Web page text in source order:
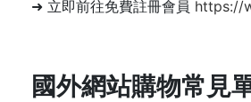
➜ 立即前往免費註冊會員 https://
國外網站購物常見